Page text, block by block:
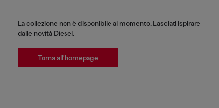
La collezione non è disponibile al momento. Lasciati ispirare
dalle novità Diesel.
Torna all'homepage